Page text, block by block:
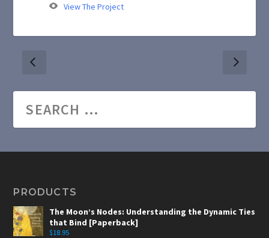
View The Project
PRODUCTS
The Moon’s Nodes: Understanding the Dynamic Ties
that Bind [Paperback]
$18.95